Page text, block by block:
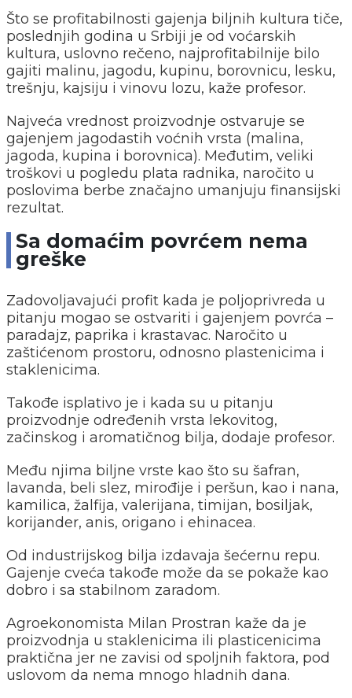
Što se profitabilnosti gajenja biljnih kultura tiče,
poslednjih godina u Srbiji je od voćarskih
kultura, uslovno rečeno, najprofitabilnije bilo
gajiti malinu, jagodu, kupinu, borovnicu, lesku,
trešnju, kajsiju i vinovu lozu, kaže profesor.
Najveća vrednost proizvodnje ostvaruje se
gajenjem jagodastih voćnih vrsta (malina,
jagoda, kupina i borovnica). Međutim, veliki
troškovi u pogledu plata radnika, naročito u
poslovima berbe značajno umanjuju finansijski
rezultat.
Sa domaćim povrćem nema
greške
Zadovoljavajući profit kada je poljoprivreda u
pitanju mogao se ostvariti i gajenjem povrća –
paradajz, paprika i krastavac. Naročito u
zaštićenom prostoru, odnosno plastenicima i
staklenicima.
Takođe isplativo je i kada su u pitanju
proizvodnje određenih vrsta lekovitog,
začinskog i aromatičnog bilja, dodaje profesor.
Među njima biljne vrste kao što su šafran,
lavanda, beli slez, mirođije i peršun, kao i nana,
kamilica, žalfija, valerijana, timijan, bosiljak,
korijander, anis, origano i ehinacea.
Od industrijskog bilja izdavaja šećernu repu.
Gajenje cveća takođe može da se pokaže kao
dobro i sa stabilnom zaradom.
Agroekonomista Milan Prostran kaže da je
proizvodnja u staklenicima ili plasticenicima
praktična jer ne zavisi od spoljnih faktora, pod
uslovom da nema mnogo hladnih dana.